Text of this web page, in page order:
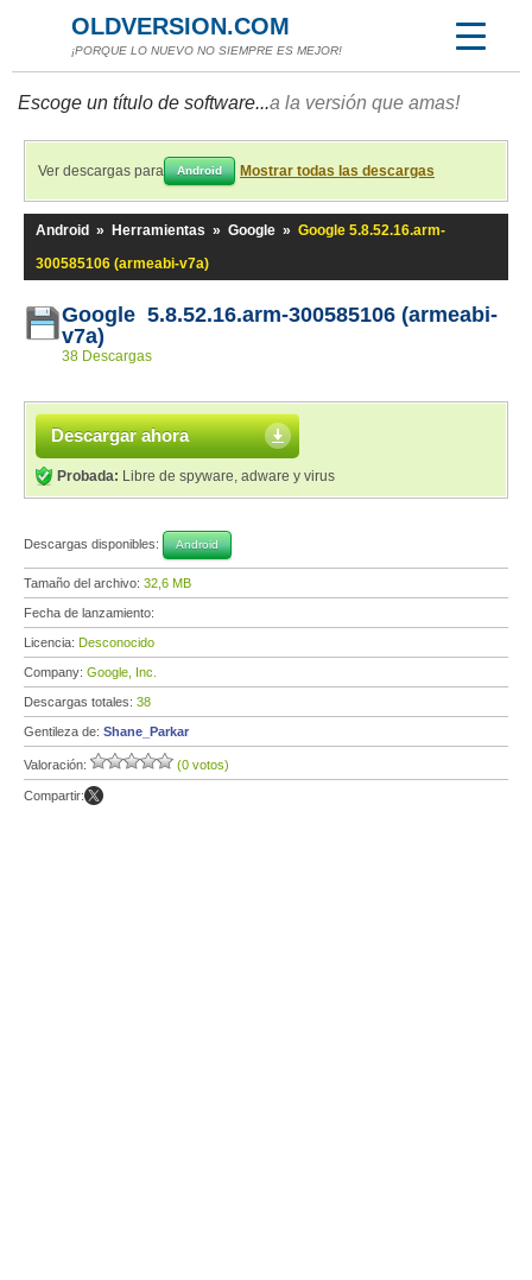
OLDVERSION.COM
¡PORQUE LO NUEVO NO SIEMPRE ES MEJOR!
Escoge un título de software...a la versión que amas!
Ver descargas para Android Mostrar todas las descargas
Android » Herramientas » Google » Google 5.8.52.16.arm-
300585106 (armeabi-v7a)
Google 5.8.52.16.arm-300585106 (armeabi-
v7a)
38 Descargas
Descargar ahora
Probada: Libre de spyware, adware y virus
Descargas disponibles: Android
Tamaño del archivo: 32,6 MB
Fecha de lanzamiento:
Licencia: Desconocido
Company: Google, Inc.
Descargas totales: 38
Gentileza de: Shane_Parkar
Valoración: (0 votos)
Compartir: